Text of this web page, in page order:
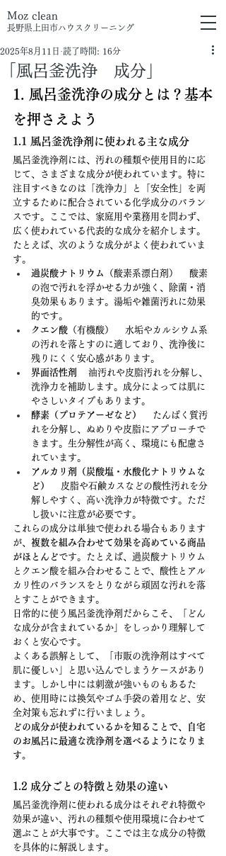
長野県上田市ハウスクリーニング
Moz clean
「風呂釜洗浄 成分」
2025年8月11日 読了時間: 16分
1. 風呂釜洗浄の成分とは？基本
を押さえよう
1.1 風呂釜洗浄剤に使われる主な成分
風呂釜洗浄剤には、汚れの種類や使用目的に応
じて、さまざまな成分が使われています。特に
注目すべきなのは「洗浄力」と「安全性」を両
立するために配合されている化学成分のバラン
スです。ここでは、家庭用や業務用を問わず、
広く使われている代表的な成分を紹介します。
たとえば、次のような成分がよく使われていま
す。
過炭酸ナトリウム
（酸素系漂白剤） 　酸素
の泡で汚れを浮かせる力が強く、除菌・消
臭効果もあります。湯垢や雑菌汚れに効果
的です。
クエン酸 （有機酸） 　水垢やカルシウム系
の汚れを落とすのに適しており、洗浄後に
残りにくく安心感があります。
界面活性剤
油汚れや皮脂汚れを分解し、
洗浄力を補助します。成分によっては肌に
やさしいタイプもあります。
酵素（プロテアーゼなど）
たんぱく質汚
れを分解し、ぬめりや皮脂にアプローチで
きます。生分解性が高く、環境にも配慮さ
れています。
アルカリ剤（炭酸塩・水酸化ナトリウムな
ど）
皮脂や石鹸カスなどの酸性汚れを分
解しやすく、高い洗浄力が特徴です。ただ
し扱いに注意が必要です。
これらの成分は単独で使われる場合もあります
が、 複数を組み合わせて効果を高めている商品
がほとんどです。たとえば、過炭酸ナトリウム
とクエン酸を組み合わせることで、酸性とアル
カリ性のバランスをとりながら頑固な汚れを落
とすことができます。
日常的に使う風呂釜洗浄剤だからこそ、「どん
な成分が含まれているか」をしっかり理解して
おくと安心です。
よくある誤解として、「市販の洗浄剤はすべて
肌に優しい」と思い込んでしまうケースがあり
ます。しかし中には刺激が強いものもあるた
め、使用時には換気やゴム手袋の着用など、安
全対策も忘れずに行いましょう。
どの成分が使われているかを知ることで、自宅
のお風呂に最適な洗浄剤を選べるようになりま
す。
1.2 成分ごとの特徴と効果の違い
風呂釜洗浄剤に使われる成分はそれぞれ特徴や
効果が違い、汚れの種類や使用環境に合わせて
選ぶことが大事です。ここでは主な成分の特徴
を具体的に解説します。